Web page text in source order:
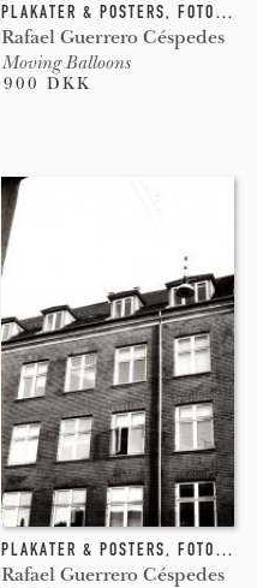
PLAKATER & POSTERS, FOTOGRAFI
Rafael Guerrero Céspedes
Moving Balloons
900 DKK
PLAKATER & POSTERS, FOTOGRAFI
Rafael Guerrero Céspedes